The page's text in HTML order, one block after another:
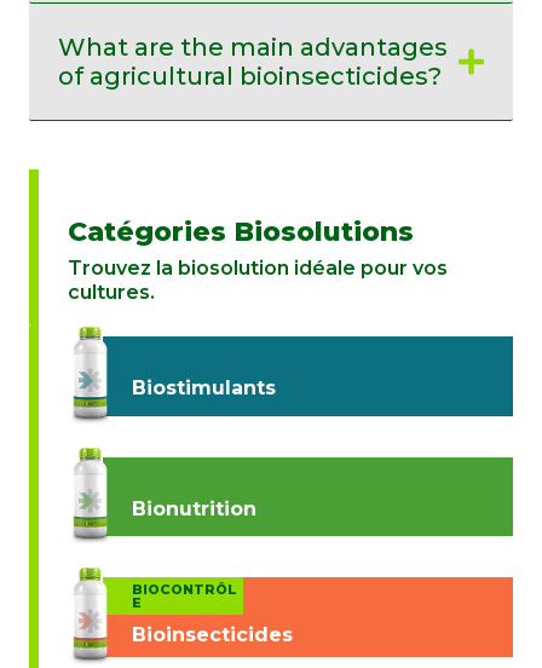
What are the main advantages
of agricultural bioinsecticides?
Catégories Biosolutions
Trouvez la biosolution idéale pour vos
cultures.
Biostimulants
Bionutrition
BIOCONTRÔL
E
Bioinsecticides